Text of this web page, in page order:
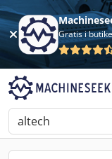
Gratis i